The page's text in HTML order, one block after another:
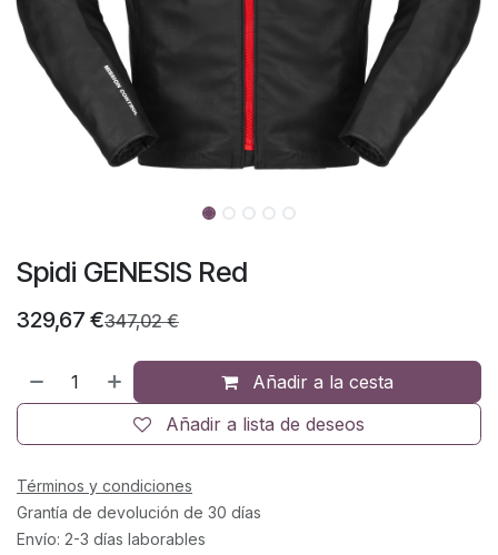
Spidi GENESIS Red
329,67 €347,02€
Añadir a la cesta
Añadir a lista de deseos
Términos y condiciones
Grantía de devolución de 30 días
Envío: 2-3 días laborables